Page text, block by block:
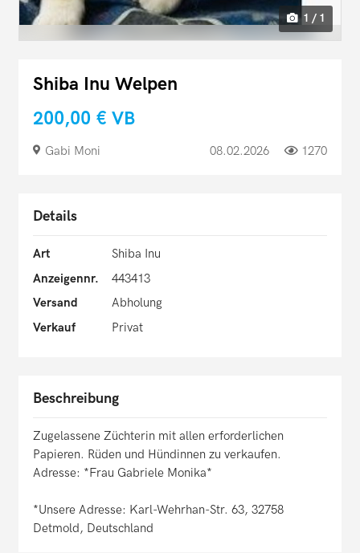
1 / 1
Shiba Inu Welpen
200,00 € VB
Gabi Moni 08.02.2026 1270
Details
Art
Shiba Inu
Anzeigennr.
443413
Versand
Abholung
Verkauf
Privat
Beschreibung
Zugelassene Züchterin mit allen erforderlichen
Papieren. Rüden und Hündinnen zu verkaufen.
Adresse: *Frau Gabriele Monika*
*Unsere Adresse: Karl-Wehrhan-Str. 63, 32758
Detmold, Deutschland